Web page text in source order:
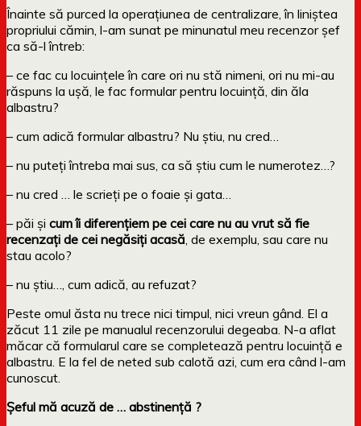
Înainte să purced la operațiunea de centralizare, în liniștea
propriului cămin, l-am sunat pe minunatul meu recenzor șef
ca să-l întreb:
– ce fac cu locuințele în care ori nu stă nimeni, ori nu mi-au
răspuns la ușă, le fac formular pentru locuință, din ăla
albastru?
– cum adică formular albastru? Nu știu, nu cred…
– nu puteți întreba mai sus, ca să știu cum le numerotez…?
– nu cred … le scrieți pe o foaie și gata…
– păi și cum îi diferențiem pe cei care nu au vrut să fie
recenzați de cei negăsiți acasă , de exemplu, sau care nu
stau acolo?
– nu știu…, cum adică, au refuzat?
Peste omul ăsta nu trece nici timpul, nici vreun gând. El a
zăcut 11 zile pe manualul recenzorului degeaba. N-a aflat
măcar că formularul care se completează pentru locuință e
albastru. E la fel de neted sub calotă azi, cum era când l-am
cunoscut.
Șeful mă acuză de … abstinență ?